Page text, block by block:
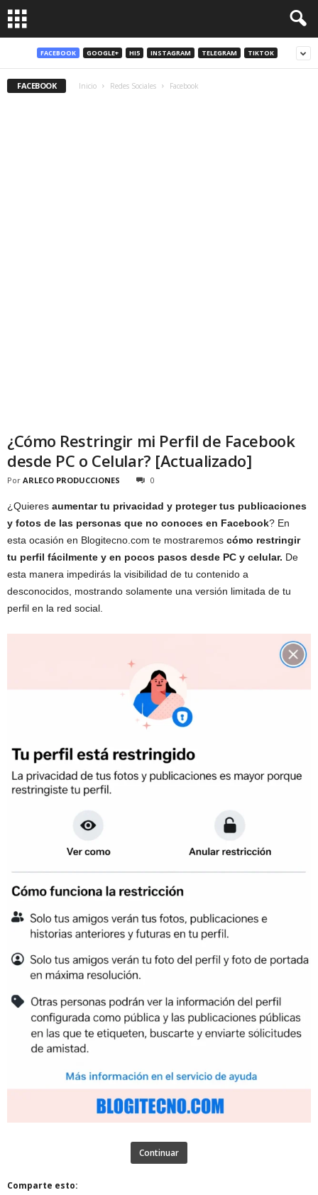
FACEBOOK GOOGLE+ HI5 INSTAGRAM TELEGRAM TIKTOK
FACEBOOK Inicio Redes Sociales Facebook
¿Cómo Restringir mi Perfil de Facebook
desde PC o Celular? [Actualizado]
Por ARLECO PRODUCCIONES 0
¿Quieres aumentar tu privacidad y proteger tus publicaciones
y fotos de las personas que no conoces en Facebook? En
esta ocasión en Blogitecno.com te mostraremos cómo restringir
tu perfil fácilmente y en pocos pasos desde PC y celular. De
esta manera impedirás la visibilidad de tu contenido a
desconocidos, mostrando solamente una versión limitada de tu
perfil en la red social.
Continuar
Comparte esto: